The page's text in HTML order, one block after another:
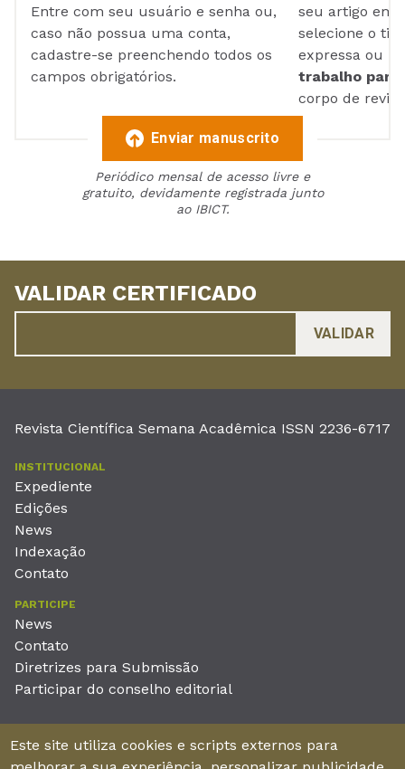
Entre com seu usuário e senha ou,
caso não possua uma conta,
cadastre-se preenchendo todos os
campos obrigatórios.
seu artigo em
selecione o
expressa ou
trabalho para
corpo de
Enviar manuscrito
Periódico mensal de acesso livre e
gratuito, devidamente registrada junto
ao IBICT.
VALIDAR CERTIFICADO
Revista Científica Semana Acadêmica ISSN 2236-6717
INSTITUCIONAL
Expediente
Edições
News
Indexação
Contato
PARTICIPE
News
Contato
Diretrizes para Submissão
Participar do conselho editorial
Unieducar Inteligência Educacional Ltda
Este site utiliza cookies e scripts externos para